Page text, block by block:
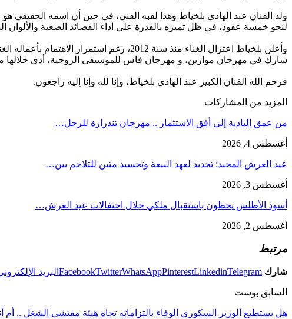
لنحو خمسة عقود، في ظل تميزه بالقدرة على أداء القصائد الصعبة والألوان
وأعلن بلخياط اعتزال الغناء منذ سنة
شارك في مهرجان موازين، و مهرجان فاس للموسيقى الروحية، أدى خلالها
فرحم الله الفنان الكبير عبد الهادي بلخياط، وإنا لله وإنا إليه راجعون.
المزيد من المشاركات
من عمق البادية إلى أفق الاستثمار .. مهرجان تندرارة للرحل…
أغسطس 4, 2026
عيد العرش المجيد: تجديد لعهد البيعة وتجسيد متين للتلاحم بين…
أغسطس 3, 2026
أسود الأطلس يحظون باستقبال ملكي خلال احتفالات عيد العرش…
أغسطس 2, 2026
مرتبط
شارك FacebookTwitterWhatsAppPinterestLinkedinTelegram البريد
السابق بوست
هل يستطيع الوزير السكوري الوفاء بالتزاماته تجاه هيئة مفتشي الشغل .. أم